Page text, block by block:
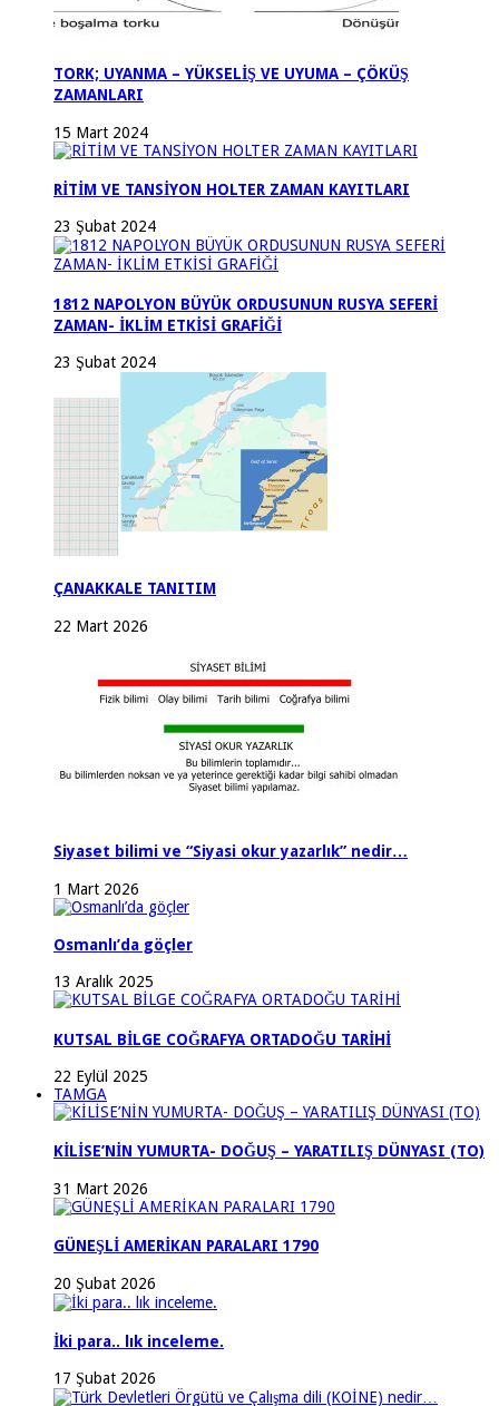
TORK; UYANMA – YÜKSELİŞ VE UYUMA – ÇÖKÜŞ
ZAMANLARI
15 Mart 2024
RİTİM VE TANSİYON HOLTER ZAMAN KAYITLARI
23 Şubat 2024
1812 NAPOLYON BÜYÜK ORDUSUNUN RUSYA SEFERİ
ZAMAN- İKLİM ETKİSİ GRAFİĞİ
23 Şubat 2024
ÇANAKKALE TANITIM
22 Mart 2026
Siyaset bilimi ve “Siyasi okur yazarlık” nedir…
1 Mart 2026
Osmanlı’da göçler
13 Aralık 2025
KUTSAL BİLGE COĞRAFYA ORTADOĞU TARİHİ
22 Eylül 2025
TAMGA
KİLİSE’NİN YUMURTA- DOĞUŞ – YARATILIŞ DÜNYASI (TO)
31 Mart 2026
GÜNEŞLİ AMERİKAN PARALARI 1790
20 Şubat 2026
İki para.. lık inceleme.
17 Şubat 2026